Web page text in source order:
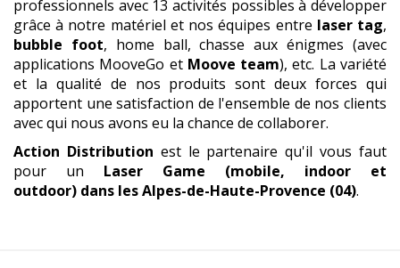
professionnels avec 13 activités possibles à développer
grâce à notre matériel et nos équipes entre laser tag,
bubble foot, home ball, chasse aux énigmes (avec
applications MooveGo et Moove team), etc. La variété
et la qualité de nos produits sont deux forces qui
apportent une satisfaction de l'ensemble de nos clients
avec qui nous avons eu la chance de collaborer.
Action Distribution est le partenaire qu'il vous faut
pour un Laser Game (mobile, indoor et
outdoor) dans les Alpes-de-Haute-Provence (04).